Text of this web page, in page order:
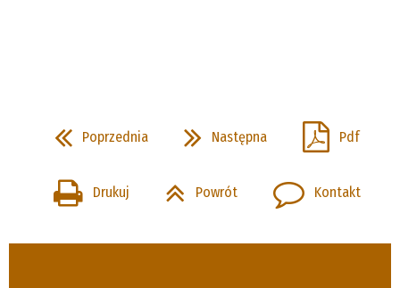
Poprzednia Następna Pdf
Drukuj Powrót Kontakt